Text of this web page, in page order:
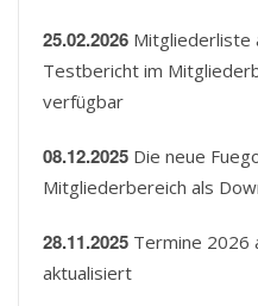
25.02.2026 Mitgliederliste
Testbericht im
verfügbar
08.12.2025 Die neue
Mitgliederbereich als
28.11.2025 Termine 2026
aktualisiert